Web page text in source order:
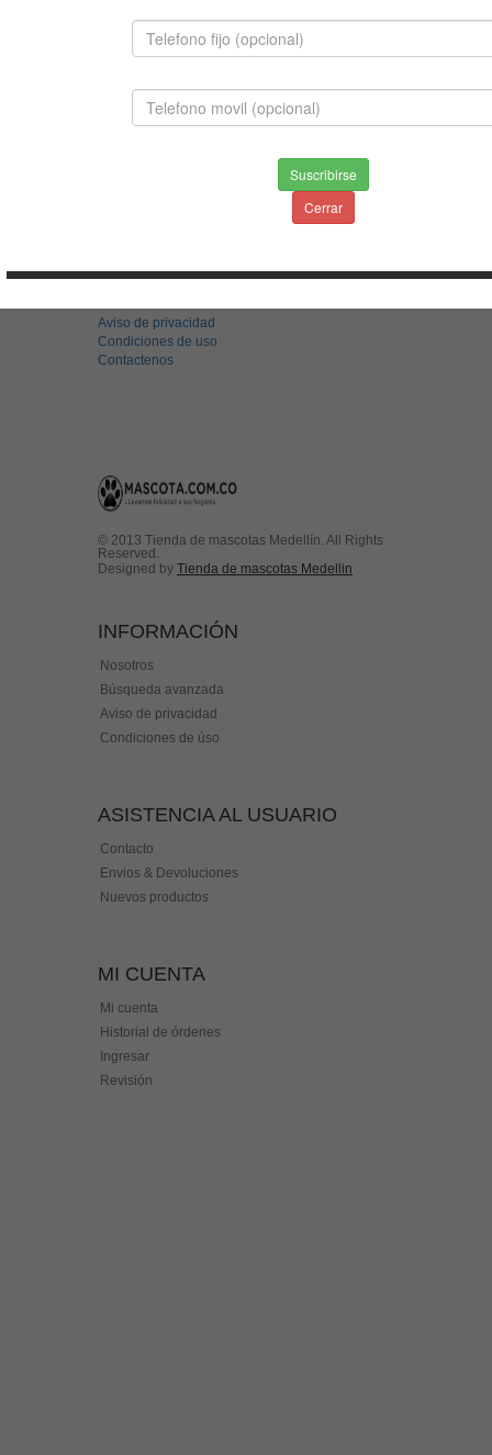
FOX TERRIER PELO LISO
Aviso de privacidad
Condiciones de uso
Contactenos
© 2013 Tienda de mascotas Medellín. All Rights
Reserved.
Designed by Tienda de mascotas Medellin
INFORMACIÓN
Nosotros
Búsqueda avanzada
Aviso de privacidad
Condiciones de úso
ASISTENCIA AL USUARIO
Contacto
Envios & Devoluciones
Nuevos productos
MI CUENTA
Mi cuenta
Historial de órdenes
Ingresar
Revisión
Suscribirse
Cerrar